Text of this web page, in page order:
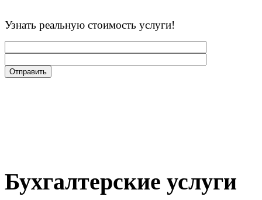
Узнать реальную стоимость услуги!
Бухгалтерские услуги